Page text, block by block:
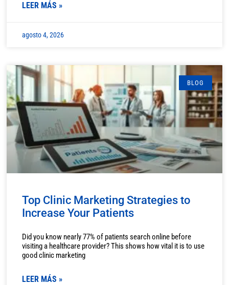
LEER MÁS »
agosto 4, 2026
BLOG
Top Clinic Marketing Strategies to
Increase Your Patients
Did you know nearly 77% of patients search online before
visiting a healthcare provider? This shows how vital it is to use
good clinic marketing
LEER MÁS »